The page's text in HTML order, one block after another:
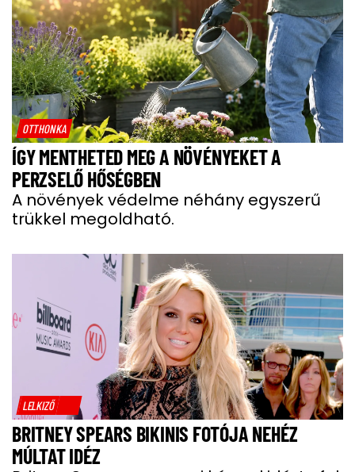
OTTHONKA
ÍGY MENTHETED MEG A NÖVÉNYEKET A
PERZSELŐ HŐSÉGBEN
A növények védelme néhány egyszerű
trükkel megoldható.
LELKIZŐ
BRITNEY SPEARS BIKINIS FOTÓJA NEHÉZ
MÚLTAT IDÉZ